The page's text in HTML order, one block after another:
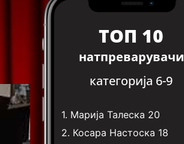
ТОП 10
натпреварувачи
категорија 6-9
1. Марија Талеска 20
2. Косара Настоска 18